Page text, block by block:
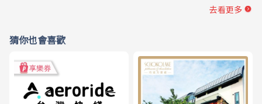
去看更多
猜你也會喜歡